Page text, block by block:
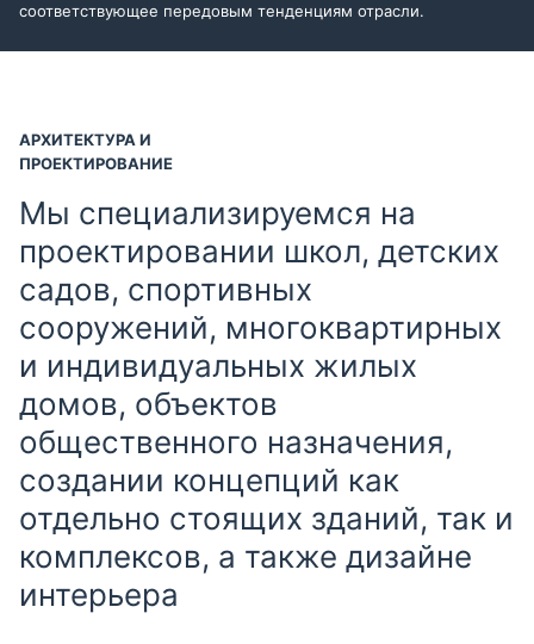
соответствующее передовым тенденциям отрасли.
АРХИТЕКТУРА И
ПРОЕКТИРОВАНИЕ
Мы специализируемся на
проектировании школ, детских
садов, спортивных
сооружений, многоквартирных
и индивидуальных жилых
домов, объектов
общественного назначения,
создании концепций как
отдельно стоящих зданий, так и
комплексов, а также дизайне
интерьера